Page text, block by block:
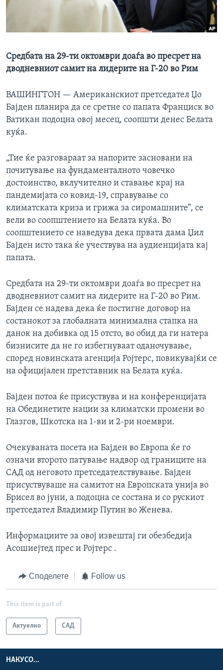
Средбата на 29-ти октомври доаѓа во пресрет на
дводневниот самит на лидерите на Г-20 во Рим
ВАШИНГТОН — Американскиот претседател Џо
Бајден планира да се сретне со папата Франциск во
Ватикан подоцна овој месец, соопшти денес Белата
куќа.
„Тие ќе разговараат за напорите засновани на
почитување на фундаменталното човечко
достоинство, вклучително и ставање крај на
пандемијата со ковид-19, справување со
климатската криза и грижа за сиромашните“, се
вели во соопштението на Белата куќа. Во
соопштението се наведува дека првата дама Џил
Бајден исто така ќе учествува на аудиенцијата кај
папата.
Средбата на 29-ти октомври доаѓа во пресрет на
дводневниот самит на лидерите на Г-20 во Рим.
Бајден се надева дека ќе постигне договор на
состанокот за глобалната минимална стапка на
данок на добивка од 15 отсто, во обид да ги натера
бизнисите да не го избегнуваат оданочување,
според новинската агенција Ројтерс, повикувајќи се
на официјален претставник на Белата куќа.
Бајден потоа ќе присуствува и на конференцијата
на Обединетите нации за климатски промени во
Глазгов, Шкотска на 1-ви и 2-ри ноември.
Очекуваната посета на Бајден во Европа ќе го
означи второто патување надвор од границите на
САД од неговото претседателствување. Бајден
присуствуваше на самитот на Европската унија во
Брисел во јуни, а подоцна се состана и со рускиот
претседател Владимир Путин во Женева.
Информациите за овој извештај ги обезбедија
Асошиејтед прес и Ројтерс .
Споделете Follow us
This item is part of
Актуелно САД
НАКУСО...